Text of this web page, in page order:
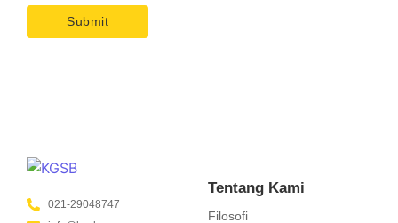
021-29048747
Tentang Kami
Filosofi